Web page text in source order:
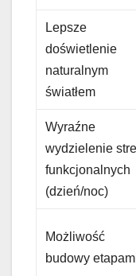
Lepsze
doświetlenie
naturalnym
światłem
Wyraźne
wydzielenie
funkcjonalnych
(dzień/noc)
Możliwość
budowy